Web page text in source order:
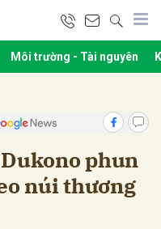
Môi trường - Tài nguyên
phun
núi thương